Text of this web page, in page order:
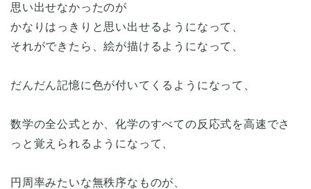
思い出せなかったのが
かなりはっきりと思い出せるようになって、
それができたら、絵が描けるようになって、
だんだん記憶に色が付いてくるようになって、
数学の全公式とか、化学のすべての反応式を高速でさ
っと覚えられるようになって、
円周率みたいな無秩序なものが、